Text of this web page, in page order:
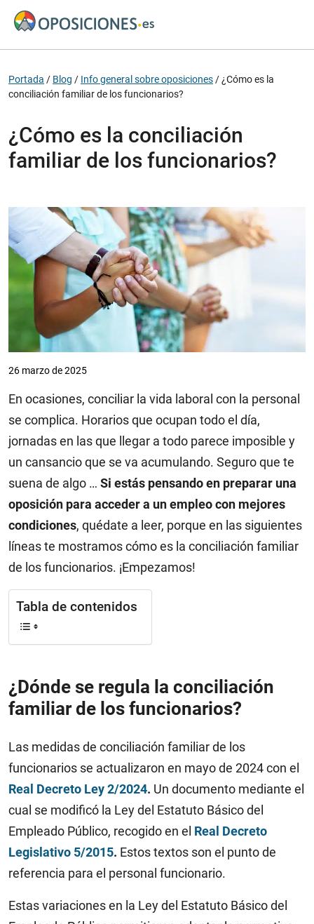
Portada / Blog / Info general sobre oposiciones / ¿Cómo es la
conciliación familiar de los funcionarios?
¿Cómo es la conciliación
familiar de los funcionarios?
26 marzo de 2025
En ocasiones, conciliar la vida laboral con la personal
se complica. Horarios que ocupan todo el día,
jornadas en las que llegar a todo parece imposible y
un cansancio que se va acumulando. Seguro que te
suena de algo … Si estás pensando en preparar una
oposición para acceder a un empleo con mejores
condiciones, quédate a leer, porque en las siguientes
líneas te mostramos cómo es la conciliación familiar
de los funcionarios. ¡Empezamos!
Tabla de contenidos
¿Dónde se regula la conciliación
familiar de los funcionarios?
Las medidas de conciliación familiar de los
funcionarios se actualizaron en mayo de 2024 con el
Real Decreto Ley 2/2024. Un documento mediante el
cual se modificó la Ley del Estatuto Básico del
Empleado Público, recogido en el Real Decreto
Legislativo 5/2015. Estos textos son el punto de
referencia para el personal funcionario.
Estas variaciones en la Ley del Estatuto Básico del